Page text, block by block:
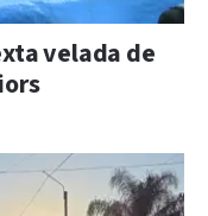
velada de